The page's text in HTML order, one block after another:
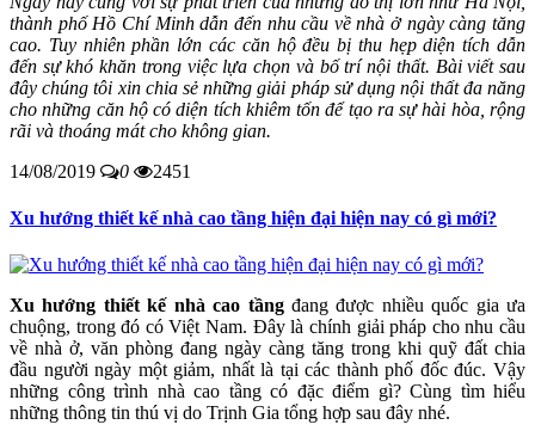
thành phố Hồ Chí Minh dẫn đến nhu cầu về nhà ở ngày càng tăng
cao. Tuy nhiên phần lớn các căn hộ đều bị thu hẹp diện tích dẫn
đến sự khó khăn trong việc lựa chọn và bố trí nội thất. Bài viết sau
đây chúng tôi xin chia sẻ những giải pháp sử dụng nội thất đa năng
cho những căn hộ có diện tích khiêm tốn để tạo ra sự hài hòa, rộng
rãi và thoáng mát cho không gian.
14/08/2019
0 2451
Xu hướng thiết kế nhà cao tầng hiện đại hiện nay có gì mới?
Xu hướng thiết kế nhà cao tầng đang được nhiều quốc gia ưa
chuộng, trong đó có Việt Nam. Đây là chính giải pháp cho nhu cầu
về nhà ở, văn phòng đang ngày càng tăng trong khi quỹ đất chia
đầu người ngày một giảm, nhất là tại các thành phố đốc đúc. Vậy
những công trình nhà cao tầng có đặc điểm gì? Cùng tìm hiểu
những thông tin thú vị do Trịnh Gia tổng hợp sau đây nhé.